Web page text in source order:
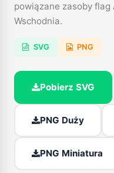
powiązane zasoby flag
Wschodnia.
SVG PNG
Pobierz SVG
PNG Duży
PNG Miniatura